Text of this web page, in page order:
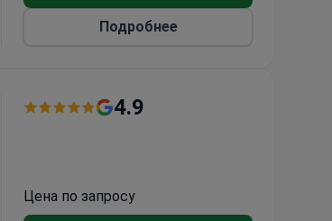
Подробнее
4.9
Цена по запросу